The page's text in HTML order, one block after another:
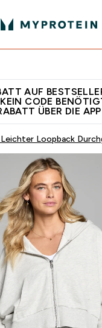
AUF
CODE
ÜBER DIE APP
Leichter Loopback